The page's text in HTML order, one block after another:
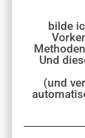
bilde
Und
(und